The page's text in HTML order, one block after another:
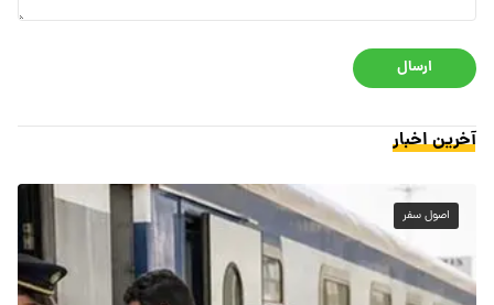
ارسال
آخرین اخبار
اصول سفر